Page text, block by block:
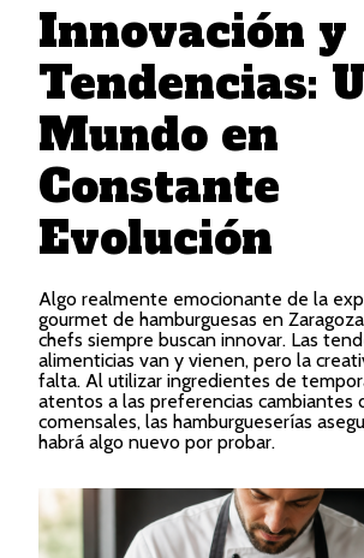
Innovación y
Tendencias:
Mundo en
Constante
Evolución
Algo realmente emocionante de la
gourmet de hamburguesas en
chefs siempre buscan innovar. Las
alimenticias van y vienen, pero la
falta. Al utilizar ingredientes de
atentos a las preferencias cambiantes
comensales, las hamburgueserías
habrá algo nuevo por probar.